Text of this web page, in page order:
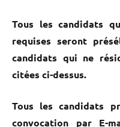
Tous les candidats
requises seront
candidats qui ne
citées ci-dessus.
Tous les candidats
convocation par E-